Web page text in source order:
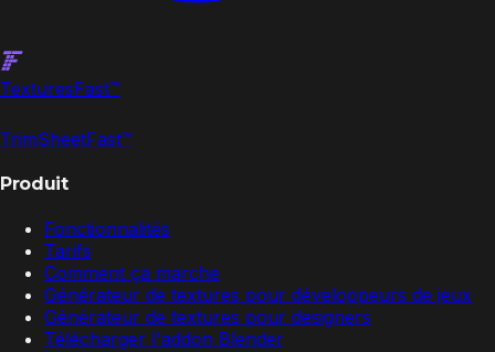
TexturesFast™
TrimSheetFast™
Produit
Fonctionnalités
Tarifs
Comment ça marche
Générateur de textures pour développeurs de jeux
Générateur de textures pour designers
Télécharger l'addon Blender